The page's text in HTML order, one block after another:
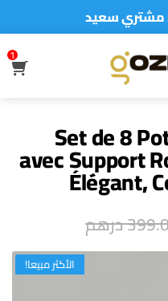
1
Set de 8
avec Support
Élégant,
درهم
الأكثر مبيعا!